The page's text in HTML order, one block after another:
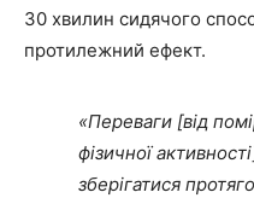
30 хвилин сидячого
протилежний ефект.
«Переваги [від
фізичної
зберігатися